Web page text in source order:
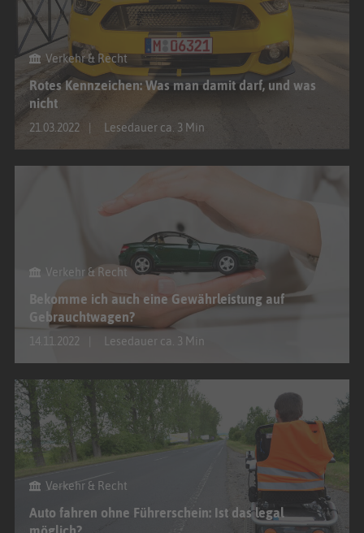
Verkehr & Recht
Rotes Kennzeichen: Was man damit darf, und was
nicht
21.03.2022 Lesedauer ca. 3 Min
Verkehr & Recht
Bekomme ich auch eine Gewährleistung auf
Gebrauchtwagen?
14.11.2022 Lesedauer ca. 3 Min
Verkehr & Recht
Auto fahren ohne Führerschein: Ist das legal